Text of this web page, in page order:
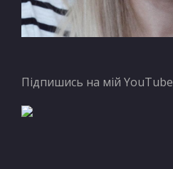
Підпишись на мій YouTube